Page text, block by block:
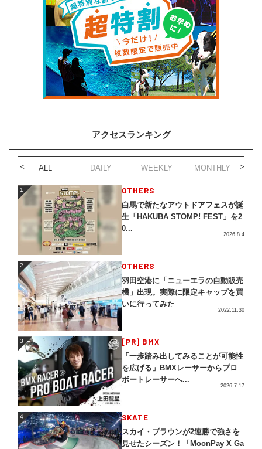
アクセスランキング
ALL DAILY WEEKLY MONTHLY
1 OTHERS
白馬で新たなアウトドアフェスが誕
生「HAKUBA STOMP! FEST」を2
0...
2026.8.4
2 OTHERS
羽田空港に「ニューエラの自動販売
機」出現。実際に限定キャップを買
いに行ってみた
2022.11.30
3 [PR] BMX
「一歩踏み出してみることが可能性
を広げる」BMXレーサーからプロ
ボートレーサーへ...
2026.7.17
4 SKATE
スカイ・ブラウンが2連勝で強さを
見せたシーズン！「MoonPay X Ga